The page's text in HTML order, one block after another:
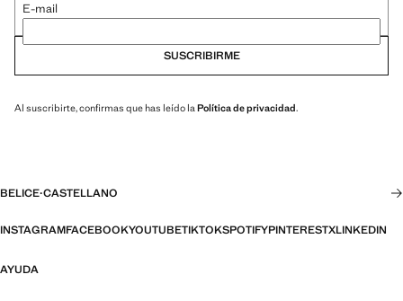
E-mail
SUSCRIBIRME
Al suscribirte, confirmas que has leído la Política de privacidad.
BELICE·CASTELLANO
INSTAGRAMFACEBOOKYOUTUBETIKTOKSPOTIFYPINTERESTXLINKEDIN
AYUDA